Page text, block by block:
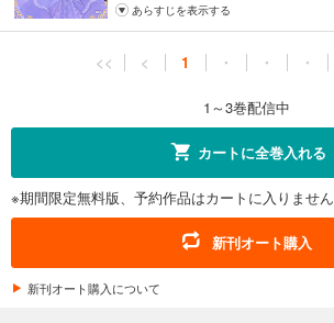
あらすじを表示する
<< < 1 ・ ・ ・
1～3巻配信中
カートに全巻入れる
※期間限定無料版、予約作品はカートに入りません
新刊オート購入
新刊オート購入について